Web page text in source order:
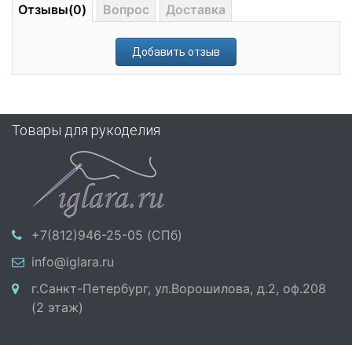
Отзывы(0) Вопрос Доставка
Добавить отзыв
Товары для рукоделия
+7(812)946-25-05 (СПб)
info@iglara.ru
г.Санкт-Петербург, ул.Ворошилова, д.2, оф.208
(2 этаж)